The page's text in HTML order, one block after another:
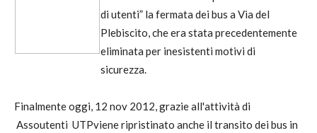
di utenti” la fermata dei bus a Via del
Plebiscito, che era stata precedentemente
eliminata per inesistenti motivi di
sicurezza.
Finalmente oggi, 12 nov 2012, grazie all'attività di
Assoutenti UTPviene ripristinato anche il transito dei bus in